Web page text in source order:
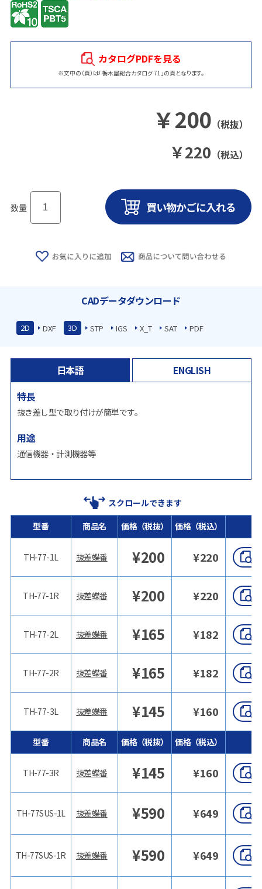
カタログPDFを見る
※文中の（頁）は「栃木屋総合カタログ 71」の頁となります。
￥200 （税抜）
￥220 （税込）
数量
CADデータダウンロード
2D DXF 3D STP IGS X_T SAT PDF
日本語
ENGLISH
特長
抜き差し型で取り付けが簡単です。
用途
通信機器・計測機器等
スクロールできます
型番
TH-77-1L
TH-77-1R
TH-77-2L
TH-77-2R
TH-77-3L
型番
TH-77-3R
TH-77SUS-1L
TH-77SUS-1R
商品名 価格（税抜） 価格（税込）
抜差蝶番 ¥200 ¥220
抜差蝶番 ¥200 ¥220
抜差蝶番 ¥165 ¥182
抜差蝶番 ¥165 ¥182
抜差蝶番 ¥145 ¥160
商品名 価格（税抜） 価格（税込）
抜差蝶番 ¥145 ¥160
抜差蝶番 ¥590 ¥649
抜差蝶番 ¥590 ¥649